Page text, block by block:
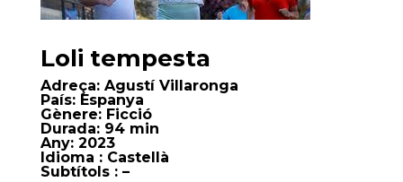
Loli tempesta
Adreça:Agustí Villaronga
País:Espanya
Gènere:Ficció
Durada:94 min
Any:2023
Idioma : Castellà
Subtítols: –